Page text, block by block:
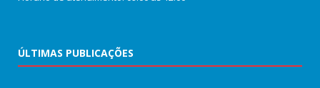
ÚLTIMAS PUBLICAÇÕES